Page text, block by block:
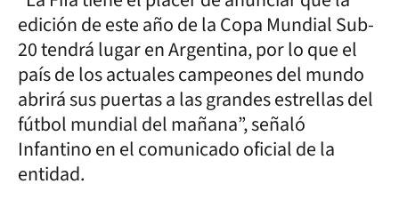
edición de este año de la Copa Mundial Sub-
20 tendrá lugar en Argentina, por lo que el
país de los actuales campeones del mundo
abrirá sus puertas a las grandes estrellas del
fútbol mundial del mañana”, señaló
Infantino en el comunicado oficial de la
entidad.